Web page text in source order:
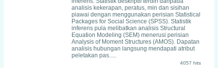
analisis kekerapan, peratus, min dan sisihan
piawai dengan menggunakan perisian Statistical
Packages for Social Science (SPSS). Statistik
inferens pula melibatkan analisis Structural
Equation Modeling (SEM) menerusi perisian
Analysis of Moment Structures (AMOS). Dapatan
analisis hubungan langsung mendapati atribut
peletakan pas.....
4057 hits